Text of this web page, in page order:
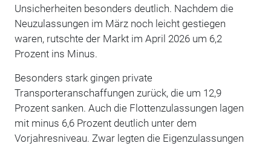
Unsicherheiten besonders deutlich. Nachdem die
Neuzulassungen im März noch leicht gestiegen
waren, rutschte der Markt im April 2026 um 6,2
Prozent ins Minus.
Besonders stark gingen private
Transporteranschaffungen zurück, die um 12,9
Prozent sanken. Auch die Flottenzulassungen lagen
mit minus 6,6 Prozent deutlich unter dem
Vorjahresniveau. Zwar legten die Eigenzulassungen